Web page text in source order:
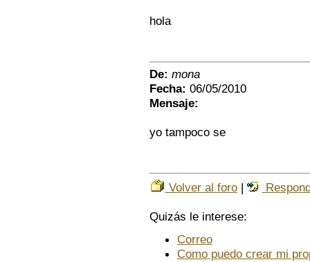
hola
De: mona
Fecha: 06/05/2010
Mensaje:
yo tampoco se
Volver al foro|
Quizás le interese:
Correo
Como puedo crear mi